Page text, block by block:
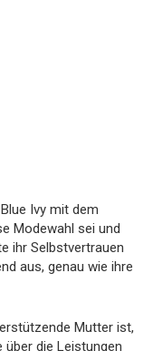
Ivy mit dem
Modewahl sei und
ihr Selbstvertrauen
aus, genau wie ihre
Mutter ist,
über die Leistungen